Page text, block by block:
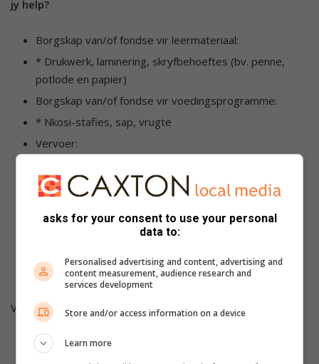
jy help?
Borgskap van/of fondse vir leermateriaal:
* Drukwerk, laminering, skryfbehoeftes (bv. penne,
potlode en papier)
Borgskap van/of fondse vir voedingsprogramme:
* Nkosi-stafies, sap, vrugte
Vervoer:
verminder, maar met stygende brandstofpryse vreet
bykomende reise in hul beperkte begrotings.
Groepvervoer mag nodig wees.
* Meer vrywilligers wat ‘n maksimum van twee uur per
week of minder kan spandeer om op verskeie maniere
te help.
Vir meer inligting, besoekwww.liftingdreams.co.za
asks for your consent to use your personal
data to:
Personalised advertising and content, advertising and
content measurement, audience research and
services development
Store and/or access information on a device
Learn more